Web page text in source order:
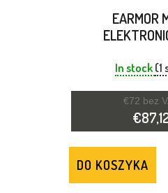
EARMOR
REDUKCJA
In stock(1
€72 bez
DO KOSZYKA